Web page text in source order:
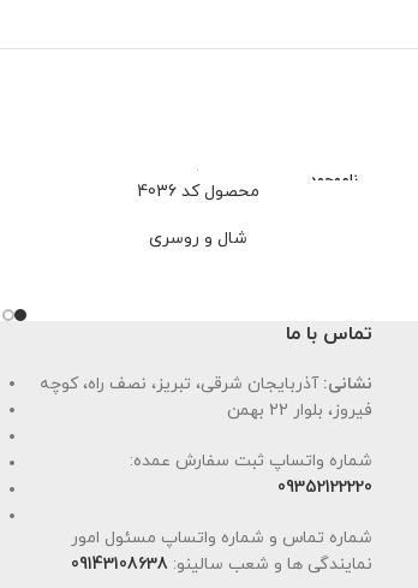
ناموجود محصول کد 4036
شال و روسری
تماس با ما
نشانی: آذربایجان شرقی، تبریز، نصف راه، کوچه
فیروز، بلوار 22 بهمن
شماره واتساپ ثبت سفارش عمده:
09352122220
شماره تماس و شماره واتساپ مسئول امور
نمایندگی ها و شعب سالینو: 09143108638